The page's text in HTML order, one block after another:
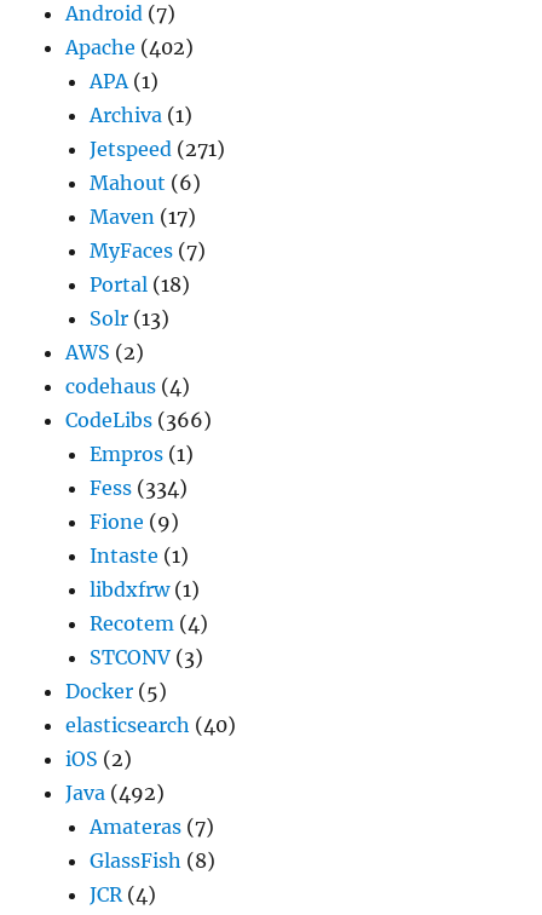
Android (7)
Apache (402)
APA(1)
Archiva (1)
Jetspeed (271)
Mahout (6)
Maven (17)
MyFaces (7)
Portal (18)
Solr (13)
AWS (2)
codehaus (4)
CodeLibs (366)
Empros (1)
Fess (334)
Fione (9)
Intaste (1)
libdxfrw(1)
Recotem (4)
STCONV (3)
Docker (5)
elasticsearch (40)
iOS (2)
Java (492)
Amateras (7)
GlassFish (8)
JCR(4)